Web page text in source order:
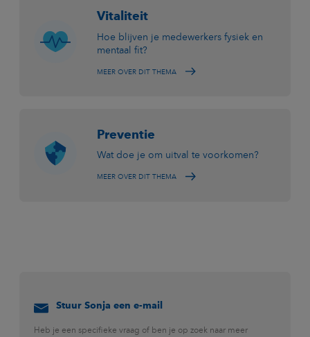
Vitaliteit
Hoe blijven je medewerkers fysiek en
mentaal fit?
MEER OVER DIT THEMA
Preventie
Wat doe je om uitval te voorkomen?
MEER OVER DIT THEMA
Stuur Sonja een e-mail
Heb je een specifieke vraag of ben je op zoek naar meer